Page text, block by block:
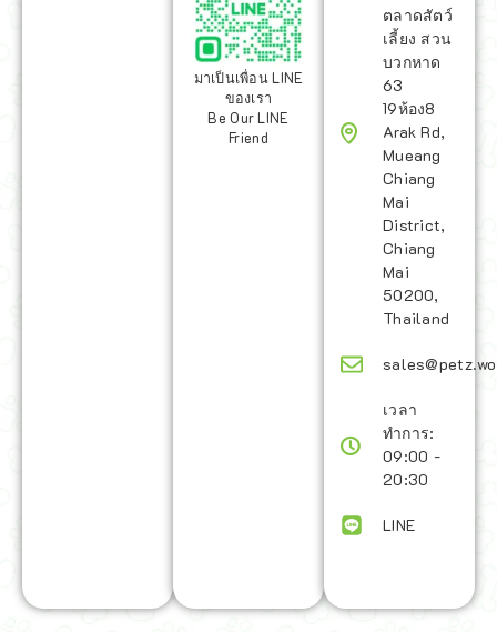
มาเป็นเพื่อน LINE
ของเรา
Be Our LINE
Friend
ตลาดสัตว์
เลี้ยง สวน
บวกหาด
63
19ห้อง8
Arak Rd,
Mueang
Chiang
Mai
District,
Chiang
Mai
50200,
Thailand
เวลา
ทำการ:
09:00 -
20:30
LINE